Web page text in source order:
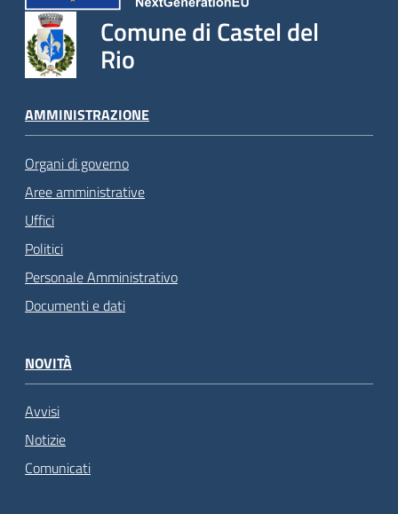
Comune di Castel del
Rio
AMMINISTRAZIONE
Organi di governo
Aree amministrative
Uffici
Politici
Personale Amministrativo
Documenti e dati
NOVITÀ
Avvisi
Notizie
Comunicati